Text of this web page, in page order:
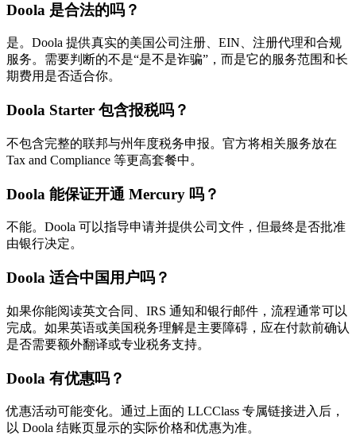
Doola 是合法的吗？
是。Doola 提供真实的美国公司注册、EIN、注册代理和合规
服务。需要判断的不是“是不是诈骗”，而是它的服务范围和长
期费用是否适合你。
Doola Starter 包含报税吗？
不包含完整的联邦与州年度税务申报。官方将相关服务放在
Tax and Compliance 等更高套餐中。
Doola 能保证开通 Mercury 吗？
不能。Doola 可以指导申请并提供公司文件，但最终是否批准
由银行决定。
Doola 适合中国用户吗？
如果你能阅读英文合同、IRS 通知和银行邮件，流程通常可以
完成。如果英语或美国税务理解是主要障碍，应在付款前确认
是否需要额外翻译或专业税务支持。
Doola 有优惠吗？
优惠活动可能变化。通过上面的 LLCClass 专属链接进入后，
以 Doola 结账页显示的实际价格和优惠为准。